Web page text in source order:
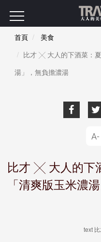
首頁
美食
比才 ╳ 大人的下酒菜：
湯」，無負擔濃湯
比才 ╳ 大人的下
「清爽版玉米濃
text